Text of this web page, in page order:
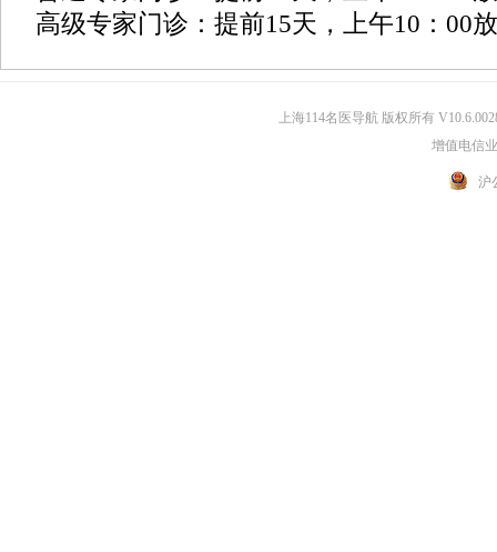
高级专家门诊：提前15天，上午10：00
上海114名医导航 版权所有
增值电信
沪